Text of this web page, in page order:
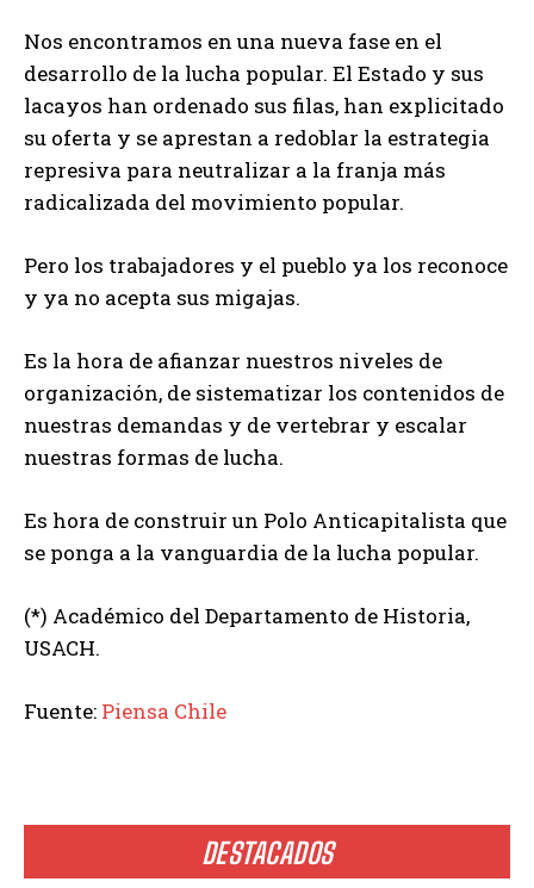
DESTACADOS
Nos encontramos en una nueva fase en el
desarrollo de la lucha popular. El Estado y sus
lacayos han ordenado sus filas, han explicitado
su oferta y se aprestan a redoblar la estrategia
represiva para neutralizar a la franja más
radicalizada del movimiento popular.
Pero los trabajadores y el pueblo ya los reconoce
y ya no acepta sus migajas.
Es la hora de afianzar nuestros niveles de
organización, de sistematizar los contenidos de
nuestras demandas y de vertebrar y escalar
nuestras formas de lucha.
Es hora de construir un Polo Anticapitalista que
se ponga a la vanguardia de la lucha popular.
(*) Académico del Departamento de Historia,
USACH.
Fuente: Piensa Chile